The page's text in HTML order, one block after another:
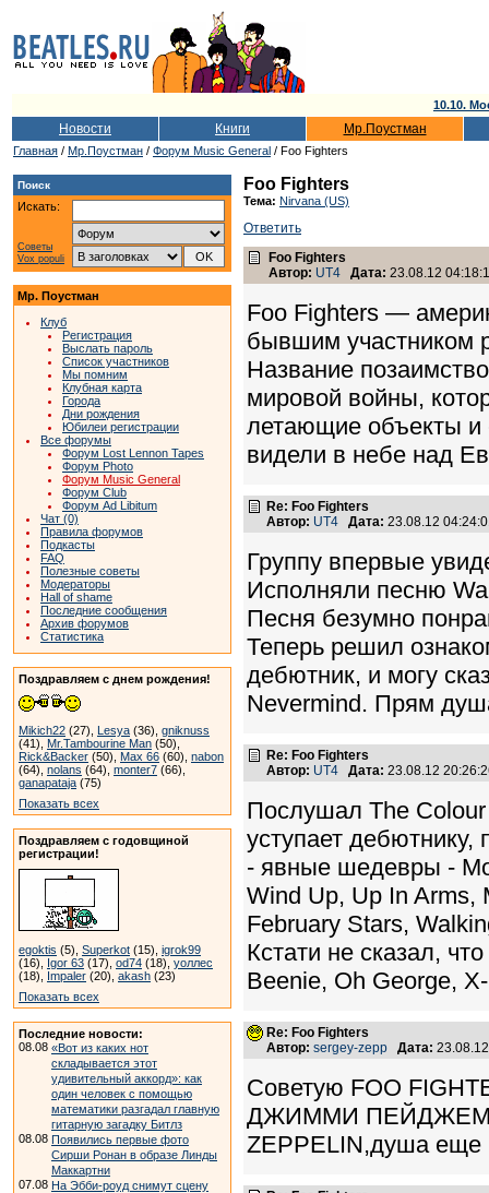
10.10.
Новости Книги Мр.Поустман
Главная / Мр.Поустман / Форум Music General / Foo Fighters
Поиск
Искать:
Советы
Vox populi
Мр. Поустман
Клуб
Регистрация
Выслать пароль
Список участников
Мы помним
Клубная карта
Города
Дни рождения
Юбилеи регистрации
Все форумы
Форум Lost Lennon Tapes
Форум Photo
Форум Music General
Форум Club
Форум Ad Libitum
Чат (0)
Правила форумов
Подкасты
FAQ
Полезные советы
Модераторы
Hall of shame
Последние сообщения
Архив форумов
Статистика
Поздравляем с днем рождения!
Mikich22 (27), Lesya (36), gniknuss
(41), Mr.Tambourine Man (50),
Rick&Backer (50), Max 66 (60), nabon
(64), nolans (64), monter7 (66),
ganapataja (75)
Показать всех
Поздравляем с годовщиной
регистрации!
egoktis (5), Superkot (15), igrok99
(16), Igor 63 (17), od74 (18), уоллес
(18), Impaler (20), akash (23)
Показать всех
Последние новости:
08.08 «Вот из каких нот
складывается этот
удивительный аккорд»: как
один человек с помощью
математики разгадал главную
гитарную загадку Битлз
08.08 Появились первые фото
Сирши Ронан в образе Линды
Маккартни
07.08 На Эбби-роуд снимут сцену
Foo Fighters
Тема: Nirvana (US)
Ответить
Foo Fighters
Автор: UT4 Дата: 23.08.12
Foo Fighters —
бывшим участником
Название
мировой войны,
летающие объекты
видели в небе над
Re: Foo Fighters
Автор: UT4 Дата: 23.08.12
Группу впервые
Исполняли песню
Песня безумно
Теперь решил
дебютник, и могу
Nevermind. Прям
Re: Foo Fighters
Автор: UT4 Дата: 23.08.12
Послушал The Colour
уступает
- явные шедевры -
Wind Up, Up In Arms,
February Stars,
Кстати не сказал,
Beenie, Oh George,
Re: Foo Fighters
Автор: sergey-zepp Дата:
Советую FOO
ДЖИММИ ПЕЙДЖЕМ
ZEPPELIN,душа еще